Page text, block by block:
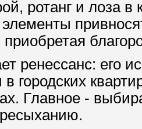
ротанг и лоза
элементы
ренессанс: его
городских
Главное -